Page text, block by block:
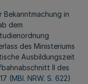
Bekanntmachung in
dem
des Ministeriums
Ausbildungszeit
II des
(MBl. NRW. S. 622)